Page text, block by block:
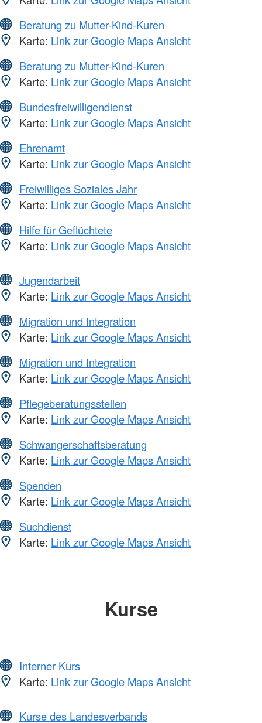
Beratung zu Mutter-Kind-Kuren
Karte: Link zur Google Maps Ansicht
Beratung zu Mutter-Kind-Kuren
Karte: Link zur Google Maps Ansicht
Bundesfreiwilligendienst
Karte: Link zur Google Maps Ansicht
Ehrenamt
Karte: Link zur Google Maps Ansicht
Freiwilliges Soziales Jahr
Karte: Link zur Google Maps Ansicht
Hilfe für Geflüchtete
Karte: Link zur Google Maps Ansicht
Jugendarbeit
Karte: Link zur Google Maps Ansicht
Migration und Integration
Karte: Link zur Google Maps Ansicht
Migration und Integration
Karte: Link zur Google Maps Ansicht
Pflegeberatungsstellen
Karte: Link zur Google Maps Ansicht
Schwangerschaftsberatung
Karte: Link zur Google Maps Ansicht
Spenden
Karte: Link zur Google Maps Ansicht
Suchdienst
Karte: Link zur Google Maps Ansicht
Kurse
Interner Kurs
Karte: Link zur Google Maps Ansicht
Kurse des Landesverbands